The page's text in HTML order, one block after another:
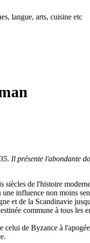
langue, arts, cuisine etc
Il présente l'abondante
de l'histoire
influence non moins
et de la Scandinavie
commune à tous les
de Byzance à